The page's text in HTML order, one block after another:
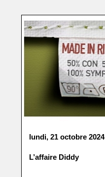
lundi, 21 octobre 2024
L’affaire Diddy